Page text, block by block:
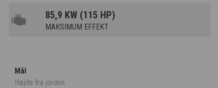
85,9 KW (115 HP)
MAKSIMUM EFFEKT
Mål
Højde fra jorden